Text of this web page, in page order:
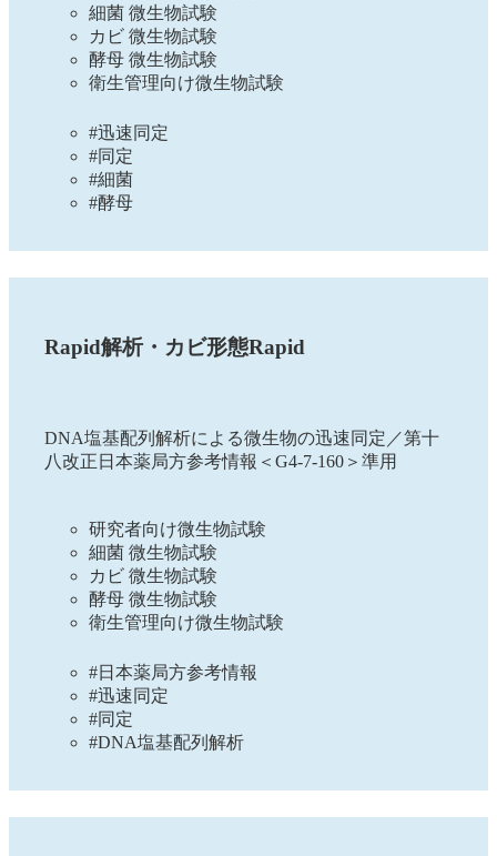
細菌 微生物試験
カビ 微生物試験
酵母 微生物試験
衛生管理向け微生物試験
#迅速同定
#同定
#細菌
#酵母
Rapid解析・カビ形態Rapid
DNA塩基配列解析による微生物の迅速同定／第十
八改正日本薬局方参考情報＜G4-7-160＞準用
研究者向け微生物試験
細菌 微生物試験
カビ 微生物試験
酵母 微生物試験
衛生管理向け微生物試験
#日本薬局方参考情報
#迅速同定
#同定
#DNA塩基配列解析